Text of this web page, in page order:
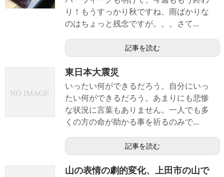
り！もうすっかり秋ですね、雨ばかりな
のはちょっと残念ですが。。。さて...
記事を読む
東日本大震災
いったい何ができるだろう。自分にいっ
たい何ができるだろう。あまりにも悲惨
な状況に言葉もありません。一人でも多
くの方の命が助かる事を祈るのみで...
記事を読む
山の表情の劇的変化、上田市の山で